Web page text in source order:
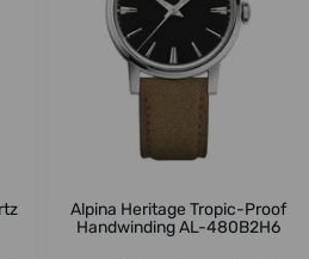
Alpina Heritage Tropic-Proof
Handwinding AL-480B2H6